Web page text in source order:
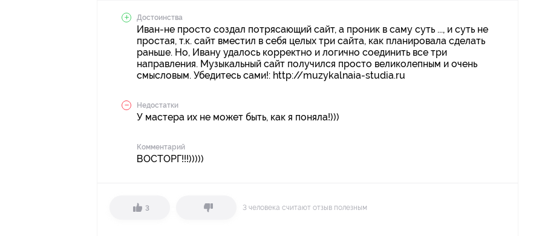
Достоинства
Иван-не просто создал потрясающий сайт, а проник в саму суть ..., и суть не
простая, т.к. сайт вместил в себя целых три сайта, как планировала сделать
раньше. Но, Ивану удалось корректно и логично соединить все три
направления. Музыкальный сайт получился просто великолепным и очень
смысловым. Убедитесь сами!: http://muzykalnaia-studia.ru
Недостатки
У мастера их не может быть, как я поняла!)))
Комментарий
ВОСТОРГ!!!)))))
3 3 человека считают отзыв полезным